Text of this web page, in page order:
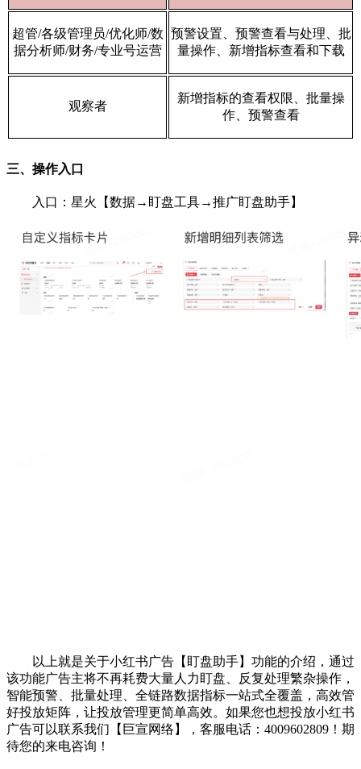
超管/各级管理员/优化师/数
据分析师/财务/专业号运营
预警设置、预警查看与处理、批
量操作、新增指标查看和下载
观察者
新增指标的查看权限、批量操
作、预警查看
三、操作入口
入口：星火【数据→盯盘工具→推广盯盘助手】
以上就是关于小红书广告【盯盘助手】功能的介绍，通过
该功能广告主将不再耗费大量人力盯盘、反复处理繁杂操作，
智能预警、批量处理、全链路数据指标一站式全覆盖，高效管
好投放矩阵，让投放管理更简单高效。如果您也想投放小红书
广告可以联系我们【巨宣网络】，客服电话：4009602809！期
待您的来电咨询！